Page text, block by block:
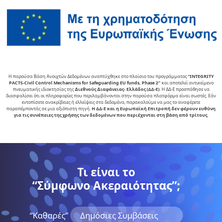
Η παρούσα Βάση Ανοιχτών Δεδομένων αναπτύχθηκε στο πλαίσιο του προγράμματος“INTEGRITY
PACTS-Civil Control Mechanisms for Safeguarding EU funds, Phase 2″και αποτελεί αντικείµενο
πνευµατικής ιδιοκτησίας της∆ιεθνούς ∆ιαφάνειας- Ελλάδος (ΔΔ-Ε). Η ΔΔ-Ε προσπάθησε να
διασφαλίσει ότι οι πληροφορίες που περιλαμβάνονται στην παρούσα πλατφόρμα είναι σωστές. Εάν
εντοπίσετε ανακρίβειες ή ελλείψεις στα δεδομένα, παρακαλούμε να μας το αναφέρετε
παραπέμποντάς σε μια αξιόπιστη πηγή.Η ΔΔ-Ε και η Ευρωπαϊκή Επιτροπή δεν φέρουν ευθύνη
για τις συνέπειες της χρήσης των δεδομένων που περιέχονται στη βάση από τρίτους.
Τι είναι το
“Σύμφωνο Ακεραιότητας”;
“Kαθαρές” Δημόσιες Συμβάσεις